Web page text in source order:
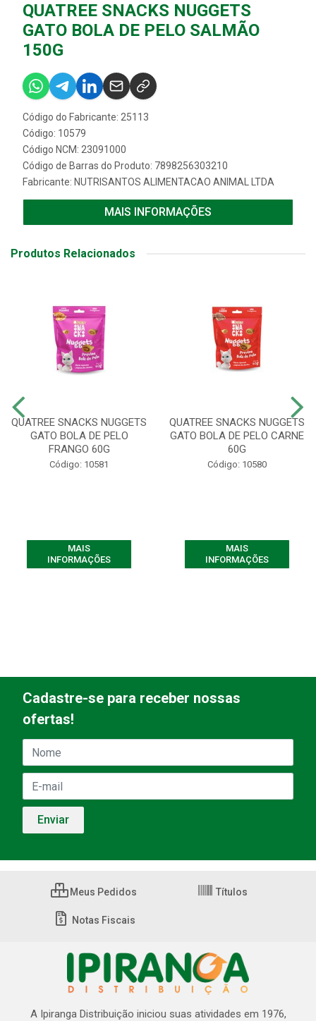
QUATREE SNACKS NUGGETS
GATO BOLA DE PELO SALMÃO
150G
Código do Fabricante: 25113
Código: 10579
Código NCM: 23091000
Código de Barras do Produto: 7898256303210
Fabricante: NUTRISANTOS ALIMENTACAO ANIMAL LTDA
MAIS INFORMAÇÕES
Produtos Relacionados
QUATREE SNACKS NUGGETS
GATO BOLA DE PELO
FRANGO 60G
Código: 10581
MAIS
INFORMAÇÕES
QUATREE SNACKS NUGGETS
GATO BOLA DE PELO CARNE
60G
Código: 10580
MAIS
INFORMAÇÕES
Cadastre-se para receber nossas
ofertas!
Meus Pedidos Títulos
Notas Fiscais
A Ipiranga Distribuição iniciou suas atividades em 1976,